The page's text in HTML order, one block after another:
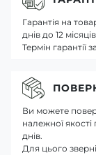
Гарантія на
днів до 12
Термін гарантії
Ви можете
належної
днів.
Для цього